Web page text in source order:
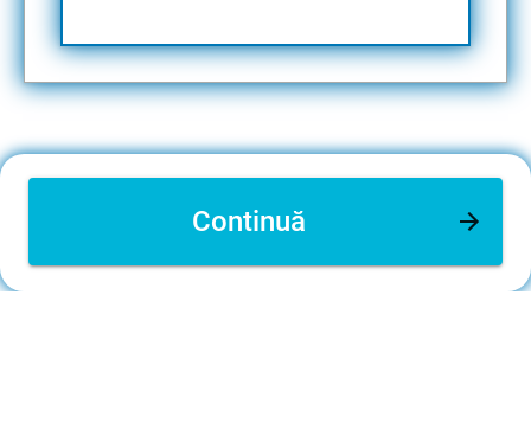
Continuă